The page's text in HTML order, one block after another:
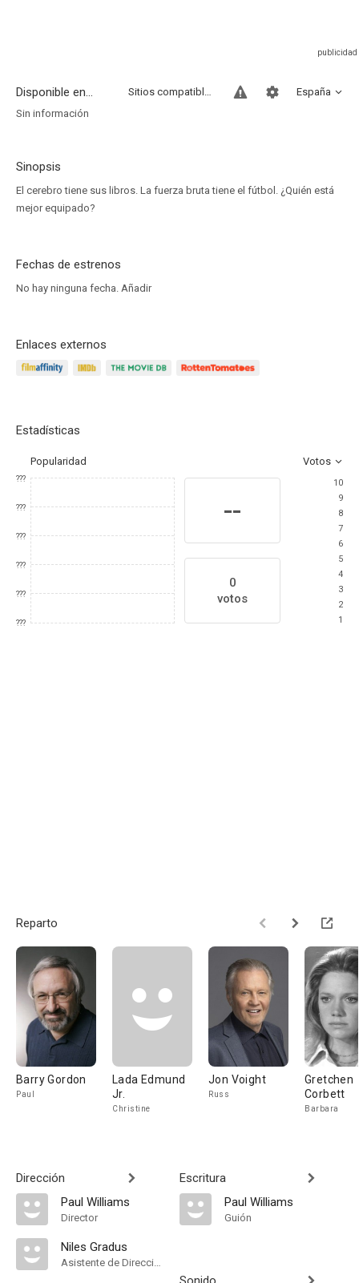
Disponible en... España
Sitios compatibles
Sin información
Sinopsis
El cerebro tiene sus libros. La fuerza bruta tiene el fútbol. ¿Quién está
mejor equipado?
Fechas de estrenos
No hay ninguna fecha. Añadir
Enlaces externos
Estadísticas
Popularidad Votos
???
???
???
???
???
???
--
0
votos
10
9
8
7
6
5
4
3
2
1
Reparto
Barry Gordon
Paul
Lada Edmund
Jr.
Christine
Jon Voight
Russ
Gretchen
Corbett
Barbara
Dirección
Paul Williams
Director
Niles Gradus
Asistente de Dirección
Escritura
Paul Williams
Guión